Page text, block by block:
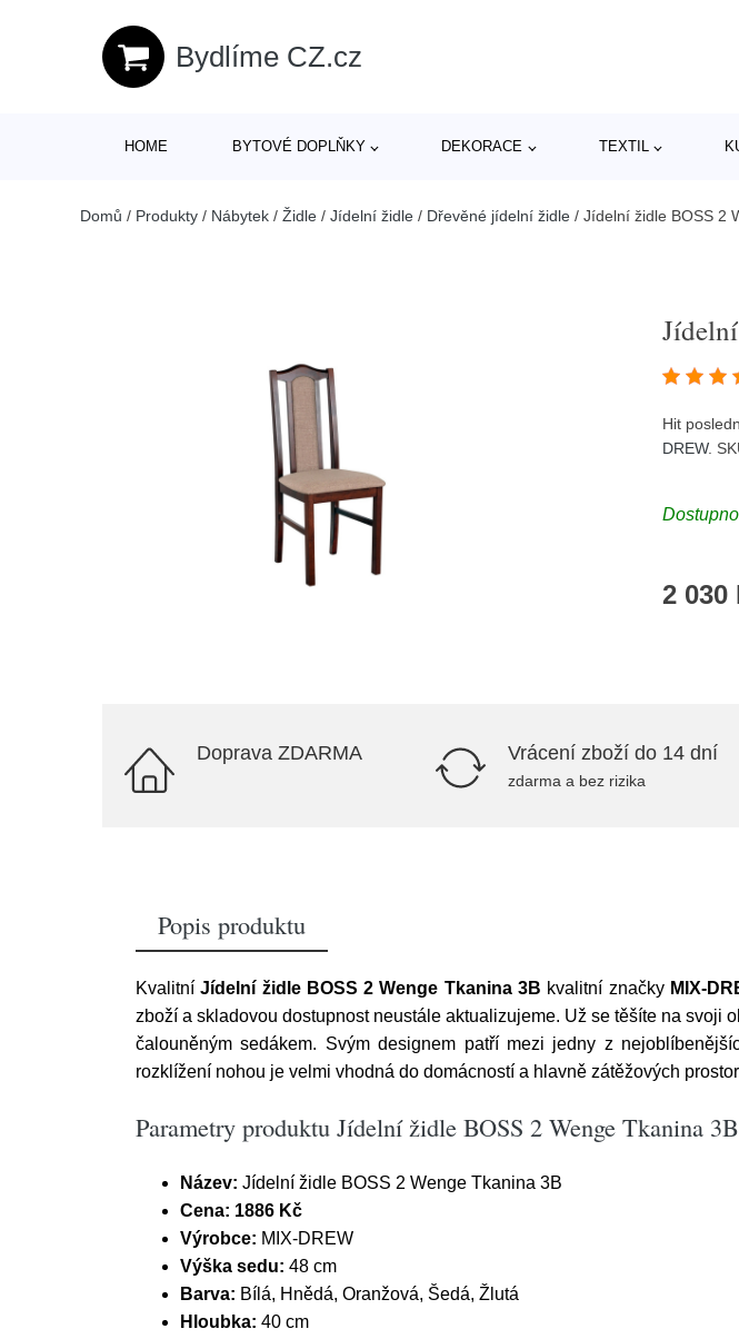
Bydlíme CZ.cz
HOME BYTOVÉ DOPLŇKY DEKORACE TEXTIL
Domů / Produkty / Nábytek / Židle / Jídelní židle / Dřevěné jídelní židle / Jídelní židle BOSS 2
Hit
DREW.
2 030
Doprava ZDARMA Vrácení zboží do 14 dní
zdarma a bez rizika
Popis produktu
KvalitníJídelní židle BOSS 2 Wenge Tkanina 3B kvalitní značky MIX-
zboží a skladovou dostupnost neustále aktualizujeme. Už se těšíte na
čalouněným sedákem. Svým designem patří mezi jedny z
rozklížení nohou je velmi vhodná do domácností a hlavně zátěžových
Parametry produktu Jídelní židle BOSS 2 Wenge Tkanina 3B
Název: Jídelní židle BOSS 2 Wenge Tkanina 3B
Cena: 1886 Kč
Výrobce: MIX-DREW
Výška sedu: 48 cm
Barva: Bílá, Hnědá, Oranžová, Šedá, Žlutá
Hloubka: 40 cm